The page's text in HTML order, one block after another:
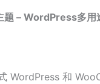
题 – WordPress多
WordPress 和